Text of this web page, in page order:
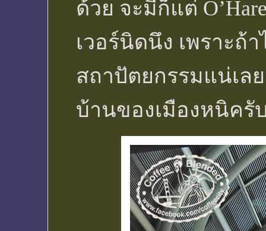
ด้วย จะมีก็แต่
เวอร์นิดนึง เพราะถ้
สถาปัตยกรรมแน่เล
บ้านของเมืองหนิครั